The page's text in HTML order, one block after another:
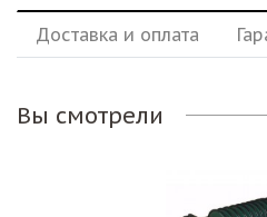
Доставка и оплата
Вы смотрели